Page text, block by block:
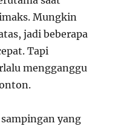
Mungkin
jadi beberapa
Tapi
mengganggu
yang